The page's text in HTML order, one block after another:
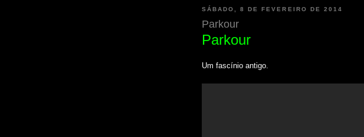
SÁBADO, 8 DE FEVEREIRO DE 2014
Parkour
Parkour
Um fascínio antigo.